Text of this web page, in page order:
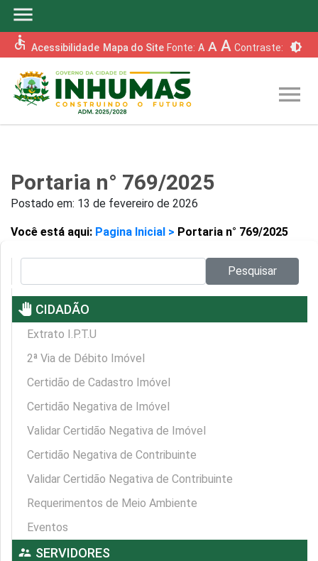
menu
accessible Acessibilidade Mapa do Site Fonte: A A A Contraste: brightness_6
menu
Portaria n° 769/2025
Postado em: 13 de fevereiro de 2026
Você está aqui: Pagina Inicial > Portaria n° 769/2025
Pesquisar
pan_tool CIDADÃO
Extrato I.P.T.U
2ª Via de Débito Imóvel
Certidão de Cadastro Imóvel
Certidão Negativa de Imóvel
Validar Certidão Negativa de Imóvel
Certidão Negativa de Contribuinte
Validar Certidão Negativa de Contribuinte
Requerimentos de Meio Ambiente
Eventos
supervisor_account SERVIDORES